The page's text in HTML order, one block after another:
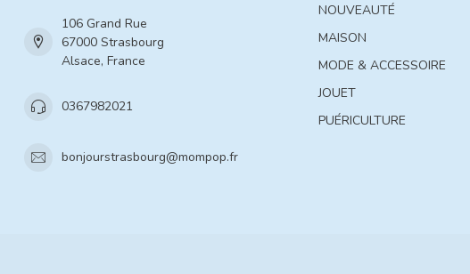
106 Grand Rue
67000 Strasbourg
Alsace, France
0367982021
bonjourstrasbourg@mompop.fr
NOUVEAUTÉ
MAISON
MODE & ACCESSOIRE
JOUET
PUÉRICULTURE